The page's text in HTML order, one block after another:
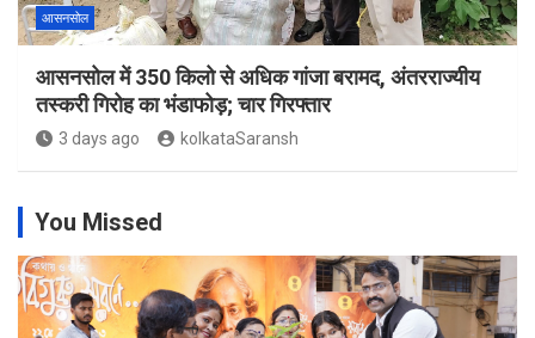
आसनसोल
आसनसोल में 350 किलो से अधिक गांजा बरामद, अंतरराज्यीय
तस्करी गिरोह का भंडाफोड़; चार गिरफ्तार
3 days ago kolkataSaransh
You Missed